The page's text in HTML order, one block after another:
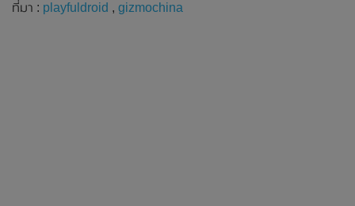
ที่มา : playfuldroid , gizmochina